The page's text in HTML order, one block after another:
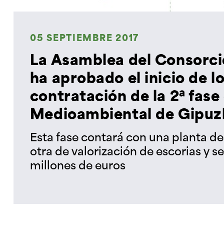
05 SEPTIEMBRE 2017
La Asamblea del
ha aprobado el inicio de
contratación de la 2ª
Medioambiental de
Esta fase contará con una planta
otra de valorización de escorias y
millones de euros